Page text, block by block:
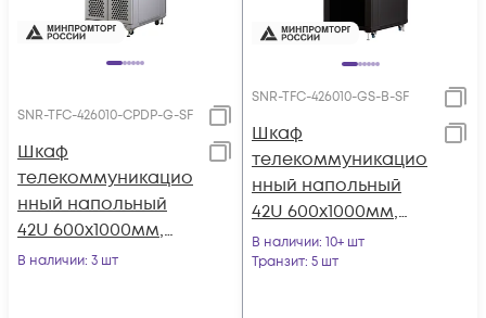
SNR-TFC-426010-CPDP-G-SF
Шкаф
телекоммуникацио
нный напольный
42U 600x1000мм,
серия TFC (SNR-TFC-
В наличии: 3 шт
SNR-TFC-426010-GS-B-SF
Шкаф
телекоммуникацио
нный напольный
42U 600x1000мм,
серия TFC (SNR-TFC-
426010-GS-B-SF)
В наличии: 10+ шт
Транзит: 5 шт